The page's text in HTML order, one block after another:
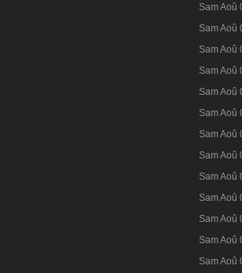
Sam Aoû
Sam Aoû
Sam Aoû
Sam Aoû
Sam Aoû
Sam Aoû
Sam Aoû
Sam Aoû
Sam Aoû
Sam Aoû
Sam Aoû
Sam Aoû
Sam Aoû